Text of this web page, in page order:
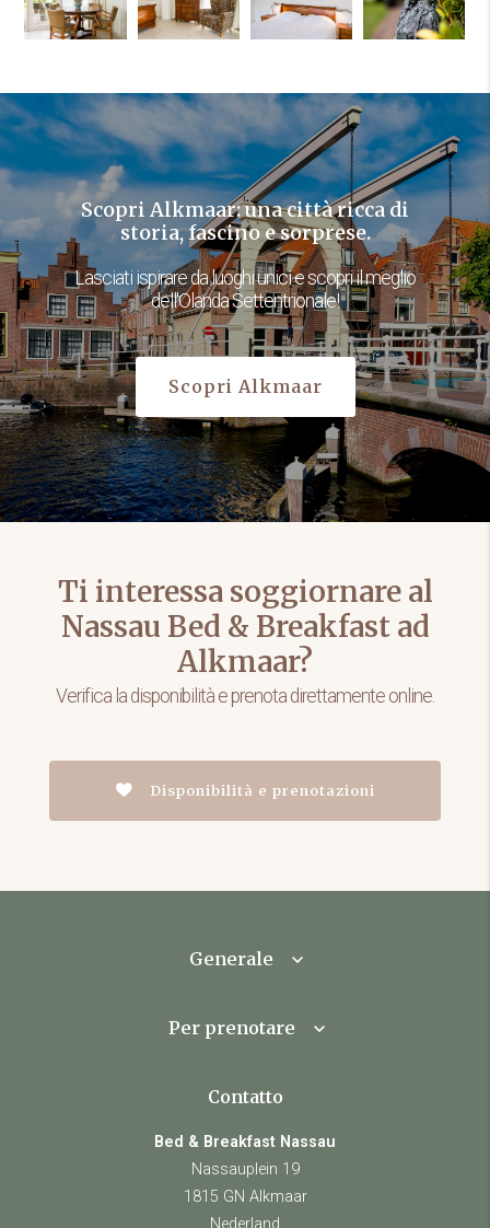
Scopri Alkmaar: una città ricca di
storia, fascino e sorprese.
Lasciati ispirare da luoghi unici e scopri il meglio
dell'Olanda Settentrionale!
Scopri Alkmaar
Ti interessa soggiornare al
Nassau Bed & Breakfast ad
Alkmaar?
Verifica la disponibilità e prenota direttamente online.
Disponibilità e prenotazioni
Generale
Per prenotare
Contatto
Bed & Breakfast Nassau
Nassauplein 19
1815 GN Alkmaar
Nederland